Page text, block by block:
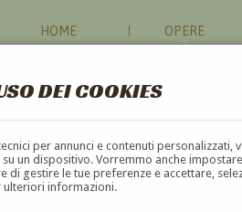
DEI COOKIES
per annunci e contenuti
un dispositivo. Vorremmo anche
di gestire le tue preferenze e accettare,
ulteriori informazioni.
HOME OPERE
(1933)